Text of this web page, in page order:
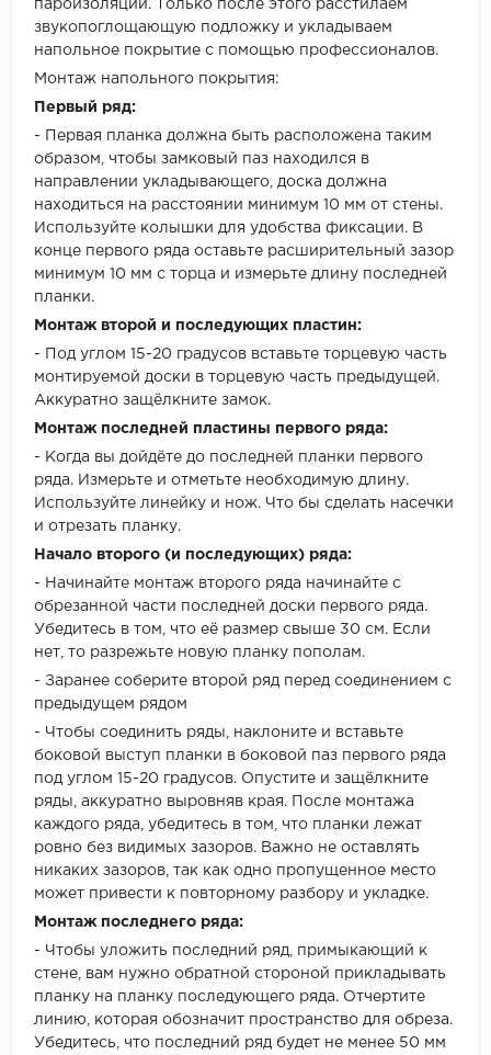
пароизоляции. Только после этого расстилаем
звукопоглощающую подложку и укладываем
напольное покрытие с помощью профессионалов.
Монтаж напольного покрытия:
Первый ряд:
- Первая планка должна быть расположена таким
образом, чтобы замковый паз находился в
направлении укладывающего, доска должна
находиться на расстоянии минимум 10 мм от стены.
Используйте колышки для удобства фиксации. В
конце первого ряда оставьте расширительный зазор
минимум 10 мм с торца и измерьте длину последней
планки.
Монтаж второй и последующих пластин:
- Под углом 15-20 градусов вставьте торцевую часть
монтируемой доски в торцевую часть предыдущей.
Аккуратно защёлкните замок.
Монтаж последней пластины первого ряда:
- Когда вы дойдёте до последней планки первого
ряда. Измерьте и отметьте необходимую длину.
Используйте линейку и нож. Что бы сделать насечки
и отрезать планку.
Начало второго (и последующих) ряда:
- Начинайте монтаж второго ряда начинайте с
обрезанной части последней доски первого ряда.
Убедитесь в том, что её размер свыше 30 см. Если
нет, то разрежьте новую планку пополам.
- Заранее соберите второй ряд перед соединением с
предыдущем рядом
- Чтобы соединить ряды, наклоните и вставьте
боковой выступ планки в боковой паз первого ряда
под углом 15-20 градусов. Опустите и защёлкните
ряды, аккуратно выровняв края. После монтажа
каждого ряда, убедитесь в том, что планки лежат
ровно без видимых зазоров. Важно не оставлять
никаких зазоров, так как одно пропущенное место
может привести к повторному разбору и укладке.
Монтаж последнего ряда:
- Чтобы уложить последний ряд, примыкающий к
стене, вам нужно обратной стороной прикладывать
планку на планку последующего ряда. Отчертите
линию, которая обозначит пространство для обреза.
Убедитесь, что последний ряд будет не менее 50 мм